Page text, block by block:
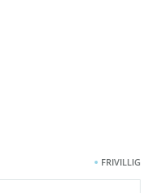
FRIVILLIG